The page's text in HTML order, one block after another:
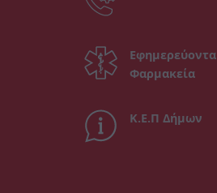
Εφημερεύοντα
Φαρμακεία
Κ.Ε.Π Δήμων